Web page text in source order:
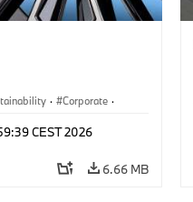
· Corporate ·
CEST 2026
6.66 MB